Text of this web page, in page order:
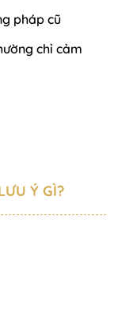
pháp cũ
chỉ cảm
Ý GÌ?